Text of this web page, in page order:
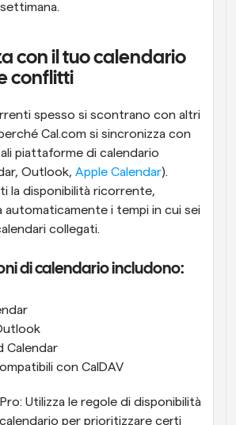
con il tuo calendario
conflitti
spesso si scontrano con altri
Cal.com si sincronizza con
piattaforme di calendario
Outlook, Apple Calendar).
la disponibilità ricorrente,
automaticamente i tempi in cui sei
collegati.
di calendario includono:
Calendar
con CalDAV
Utilizza le regole di disponibilità
per prioritizzare certi